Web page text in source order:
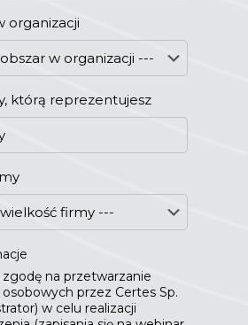
organizacji
którą reprezentujesz
na przetwarzanie
przez Certes Sp.
w celu realizacji